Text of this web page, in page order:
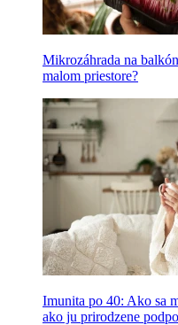
Mikrozáhrada na
malom priestore?
Imunita po 40: Ako sa
ako ju prirodzene